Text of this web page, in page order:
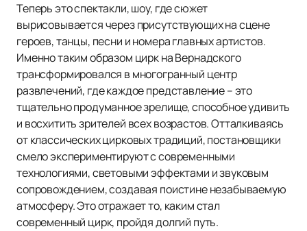
Теперь это спектакли, шоу, где сюжет
вырисовывается через присутствующих на сцене
героев, танцы, песни и номера главных артистов.
Именно таким образом цирк на Вернадского
трансформировался в многогранный центр
развлечений, где каждое представление – это
тщательно продуманное зрелище, способное удивить
и восхитить зрителей всех возрастов. Отталкиваясь
от классических цирковых традиций, постановщики
смело экспериментируют с современными
технологиями, световыми эффектами и звуковым
сопровождением, создавая поистине незабываемую
атмосферу. Это отражает то, каким стал
современный цирк, пройдя долгий путь.